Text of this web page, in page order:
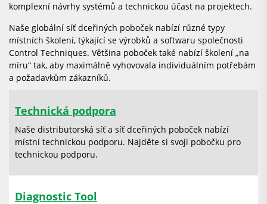
komplexní návrhy systémů a technickou účast na projektech.
Naše globální síť dceřiných poboček nabízí různé typy
místních školení, týkající se výrobků a softwaru společnosti
Control Techniques. Většina poboček také nabízí školení „na
míru“ tak, aby maximálně vyhovovala individuálním potřebám
a požadavkům zákazníků.
Technická podpora
Naše distributorská síť a síť dceřiných poboček nabízí
místní technickou podporu. Najděte si svoji pobočku pro
technickou podporu.
Diagnostic Tool